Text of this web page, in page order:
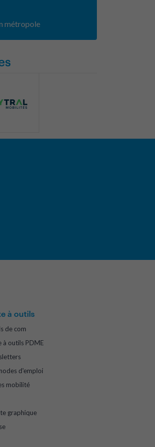
métropole
à outils
de com
à outils PDME
d'emploi
mobilité
graphique